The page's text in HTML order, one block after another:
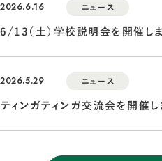
2026.6.16 ニュース
6/13（土）学校説明会を開催し
2026.5.29 ニュース
ティンガティンガ交流会を開催し